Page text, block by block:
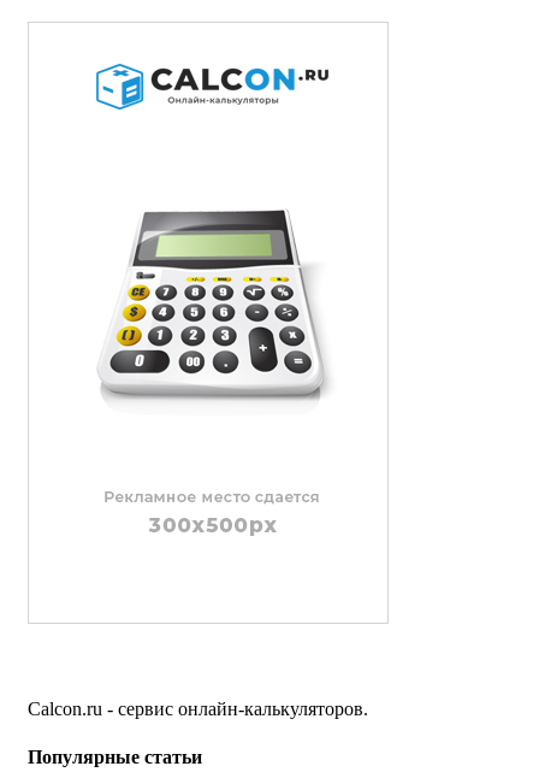
Calcon.ru - сервис онлайн-калькуляторов.
Популярные статьи